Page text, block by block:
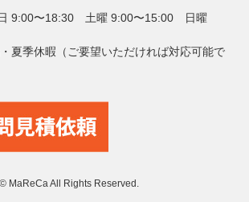
9:00〜18:30 土曜 9:00〜15:00 日曜
夏季休暇（ご要望いただければ対応可能で
© MaReCa All Rights Reserved.